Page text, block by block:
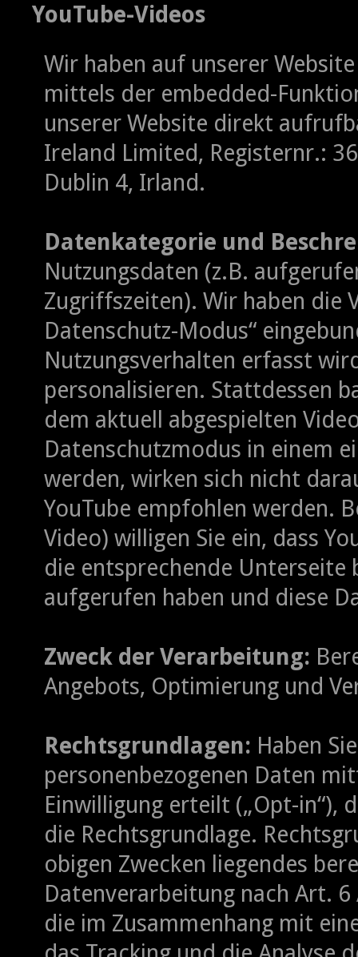
YouTube-Videos
Wir haben auf unserer
mittels der embedded-
unserer Website direkt
Ireland Limited, Registernr.:
Dublin 4, Irland.
Datenkategorie und
Nutzungsdaten (z.B.
Zugriffszeiten). Wir haben die
Datenschutz-Modus“
Nutzungsverhalten erfasst
personalisieren. Stattdessen
dem aktuell abgespielten
Datenschutzmodus in einem
werden, wirken sich nicht
YouTube empfohlen werden.
Video) willigen Sie ein, dass
die entsprechende Unterseite
aufgerufen haben und diese
Zweck der Verarbeitung:
Angebots, Optimierung und
Rechtsgrundlagen: Haben
personenbezogenen Daten
Einwilligung erteilt („Opt-in“),
die Rechtsgrundlage.
obigen Zwecken liegendes
Datenverarbeitung nach Art. 6
die im Zusammenhang mit